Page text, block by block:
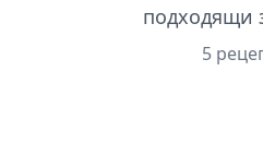
подходящи
5